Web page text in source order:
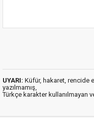
UYARI: Küfür, hakaret, rencide
yazılmamış,
Türkçe karakter kullanılmayan